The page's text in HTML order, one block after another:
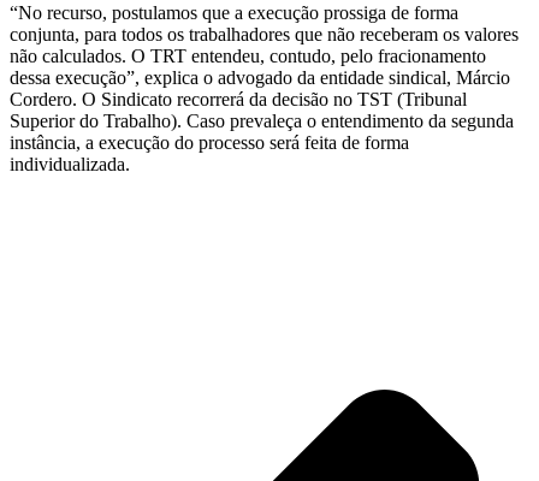
“No recurso, postulamos que a execução prossiga de forma
conjunta, para todos os trabalhadores que não receberam os valores
não calculados. O TRT entendeu, contudo, pelo fracionamento
dessa execução”, explica o advogado da entidade sindical, Márcio
Cordero. O Sindicato recorrerá da decisão no TST (Tribunal
Superior do Trabalho). Caso prevaleça o entendimento da segunda
instância, a execução do processo será feita de forma
individualizada.